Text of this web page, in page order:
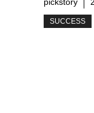
pickstory
SUCCESS